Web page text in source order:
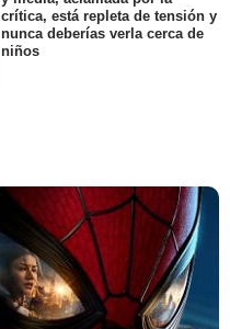
crítica, está repleta de tensión y
nunca deberías verla cerca de
niños